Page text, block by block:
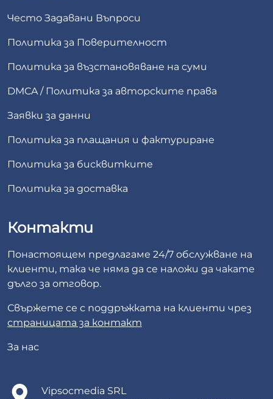
Често Задавани Въпроси
Политика за Поверителност
Политика за възстановяване на суми
DMCA / Политика за авторските права
Заявки за данни
Политика за плащания и фактуриране
Политика за бисквитките
Политика за доставка
Контакти
Понастоящем предлагаме 24/7 обслужване на
клиенти, така че няма да се наложи да чакате
дълго за отговор.
Свържете се с поддръжката на клиенти чрез
страницата за контакт
За нас
Vipsocmedia SRL